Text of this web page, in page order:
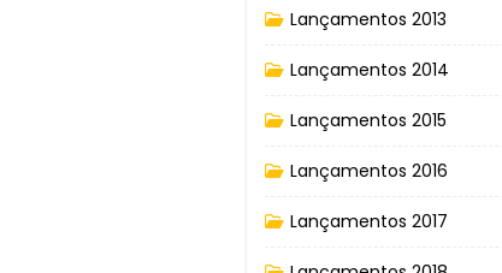
Lançamentos 2013
Lançamentos 2014
Lançamentos 2015
Lançamentos 2016
Lançamentos 2017